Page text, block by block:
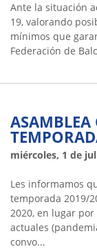
Ante la situación
19, valorando
mínimos que
Federación de
ASAMBLEA
miércoles, 1 de
Les informamos
temporada 2019/
2020, en lugar
actuales
convo...